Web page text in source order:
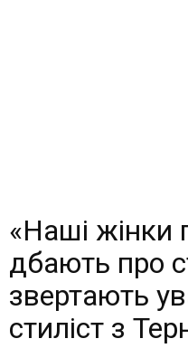
«Наші жінки
дбають про
звертають
стиліст з